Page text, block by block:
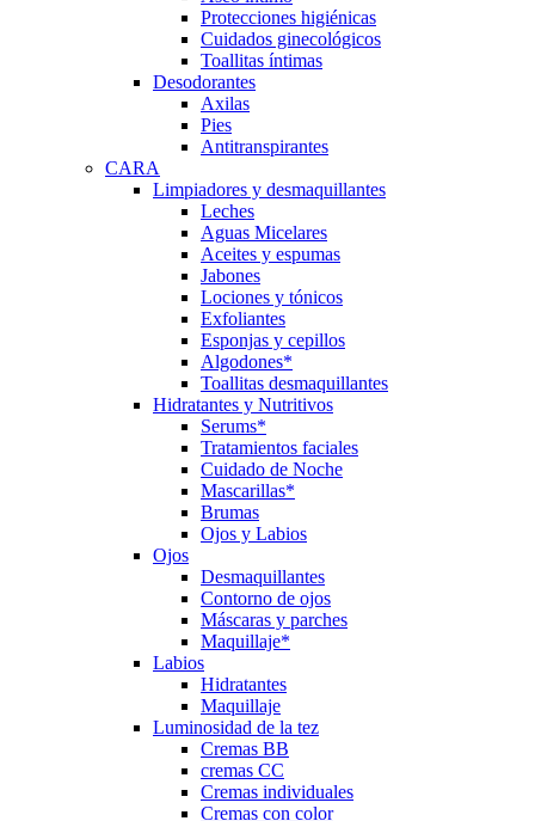
Protecciones higiénicas
Cuidados ginecológicos
Toallitas íntimas
Desodorantes
Axilas
Pies
Antitranspirantes
CARA
Limpiadores y desmaquillantes
Leches
Aguas Micelares
Aceites y espumas
Jabones
Lociones y tónicos
Exfoliantes
Esponjas y cepillos
Algodones*
Toallitas desmaquillantes
Hidratantes y Nutritivos
Serums*
Tratamientos faciales
Cuidado de Noche
Mascarillas*
Brumas
Ojos y Labios
Ojos
Desmaquillantes
Contorno de ojos
Máscaras y parches
Maquillaje*
Labios
Hidratantes
Maquillaje
Luminosidad de la tez
Cremas BB
cremas CC
Cremas individuales
Cremas con color